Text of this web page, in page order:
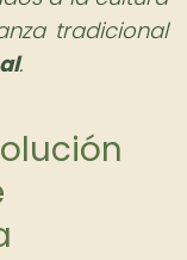
tradicional
.